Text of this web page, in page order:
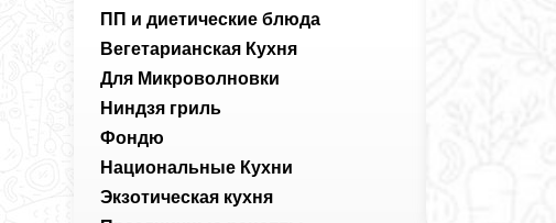
ПП и диетические блюда
Вегетарианская Кухня
Для Микроволновки
Ниндзя гриль
Фондю
Национальные Кухни
Экзотическая кухня